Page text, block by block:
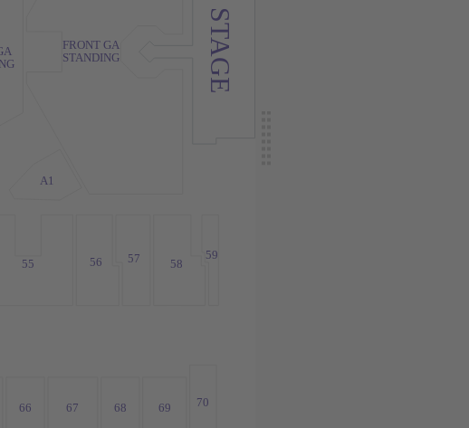
A1
59
58
57
56
55
70
69
68
67
66
FRONT GA
STANDING
STAGE